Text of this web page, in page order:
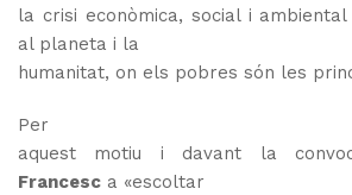
la crisi econòmica, social i ambiental
al planeta i la
humanitat, on els pobres són les
Per
aquest motiu i davant la
Francesc a «escoltar